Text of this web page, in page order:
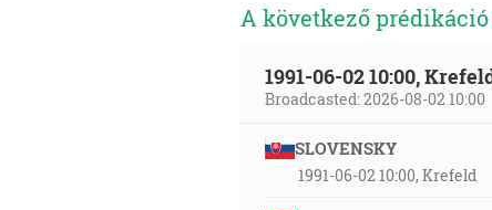
A következő
1991-06-02 10:00,
Broadcasted: 2026-08-02 10:00
SLOVENSKY
1991-06-02 10:00, Krefeld